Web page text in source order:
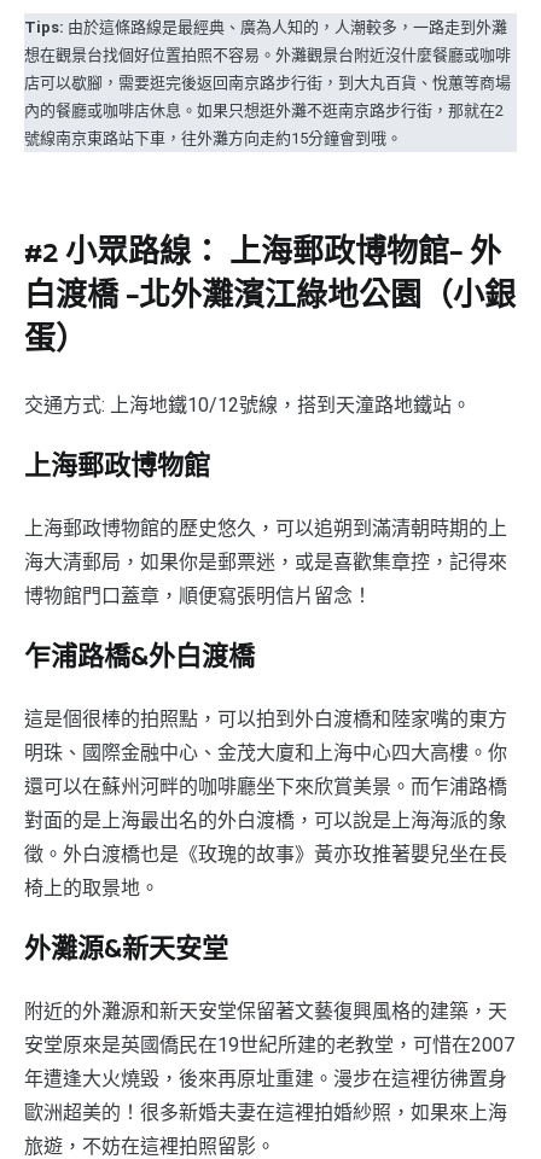
Tips: 由於這條路線是最經典、廣為人知的，人潮較多，一路走到外灘
想在觀景台找個好位置拍照不容易。外灘觀景台附近沒什麼餐廳或咖啡
店可以歇腳，需要逛完後返回南京路步行街，到大丸百貨、悅蕙等商場
內的餐廳或咖啡店休息。如果只想逛外灘不逛南京路步行街，那就在2
號線南京東路站下車，往外灘方向走約15分鐘會到哦。
#2 小眾路線： 上海郵政博物館– 外
白渡橋 –北外灘濱江綠地公園（小銀
蛋）
交通方式: 上海地鐵10/12號線，搭到天潼路地鐵站。
上海郵政博物館
上海郵政博物館的歷史悠久，可以追朔到滿清朝時期的上
海大清郵局，如果你是郵票迷，或是喜歡集章控，記得來
博物館門口蓋章，順便寫張明信片留念！
乍浦路橋&外白渡橋
這是個很棒的拍照點，可以拍到外白渡橋和陸家嘴的東方
明珠、國際金融中心、金茂大廈和上海中心四大高樓。你
還可以在蘇州河畔的咖啡廳坐下來欣賞美景。而乍浦路橋
對面的是上海最出名的外白渡橋，可以說是上海海派的象
徵。外白渡橋也是《玫瑰的故事》黃亦玫推著嬰兒坐在長
椅上的取景地。
外灘源&新天安堂
附近的外灘源和新天安堂保留著文藝復興風格的建築，天
安堂原來是英國僑民在19世紀所建的老教堂，可惜在2007
年遭逢大火燒毀，後來再原址重建。漫步在這裡彷彿置身
歐洲超美的！很多新婚夫妻在這裡拍婚紗照，如果來上海
旅遊，不妨在這裡拍照留影。